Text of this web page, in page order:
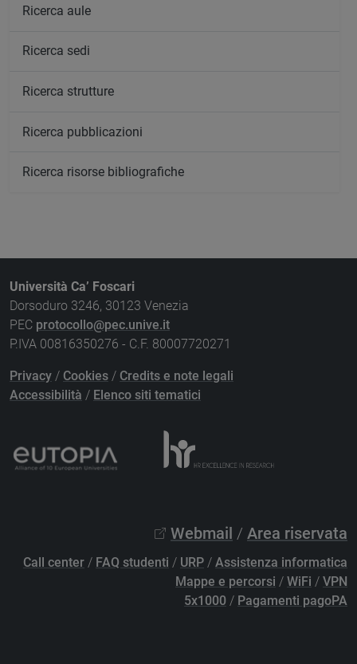
Ricerca aule
Ricerca sedi
Ricerca strutture
Ricerca pubblicazioni
Ricerca risorse bibliografiche
Università Ca’ Foscari
Dorsoduro 3246, 30123 Venezia
PEC protocollo@pec.unive.it
P.IVA 00816350276 - C.F. 80007720271
Privacy / Cookies / Credits e note legali
Accessibilità / Elenco siti tematici
Webmail / Area riservata
Call center / FAQ studenti / URP / Assistenza informatica
Mappe e percorsi / WiFi / VPN
5x1000 / Pagamenti pagoPA